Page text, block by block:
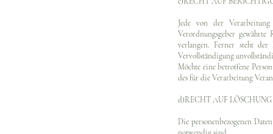
Jede von der
Verordnungsgeber
verlangen. Ferner steht
Vervollständigung
Möchte eine betroffene
des für die Verarbeitung
d)RECHT AUF LÖSCHUNG
Die personenbezogenen